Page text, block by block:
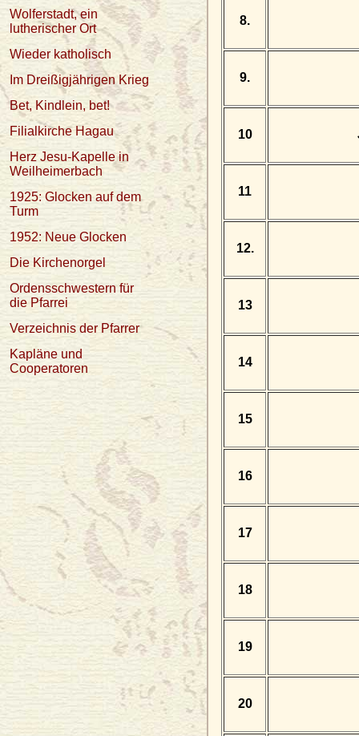
8.
9.
10
11
12.
13
14
15
16
17
18
19
20
Wolferstadt, ein
lutherischer Ort
Wieder katholisch
Im Dreißigjährigen Krieg
Bet, Kindlein, bet!
Filialkirche Hagau
Herz Jesu-Kapelle in
Weilheimerbach
1925: Glocken auf dem
Turm
1952: Neue Glocken
Die Kirchenorgel
Ordensschwestern für
die Pfarrei
Verzeichnis der Pfarrer
Kapläne und
Cooperatoren